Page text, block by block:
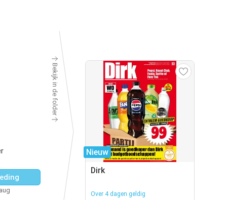
Bekijk in de folder
Nieuw
Dirk
Over 4 dagen geldig